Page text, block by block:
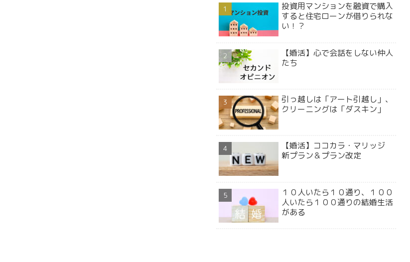
投資用マンションを融資で購入
すると住宅ローンが借りられな
い！？
【婚活】心で会話をしない仲人
たち
引っ越しは「アート引越し」、
クリーニングは「ダスキン」
【婚活】ココカラ・マリッジ
新プラン＆プラン改定
１０人いたら１０通り、１００
人いたら１００通りの結婚生活
がある